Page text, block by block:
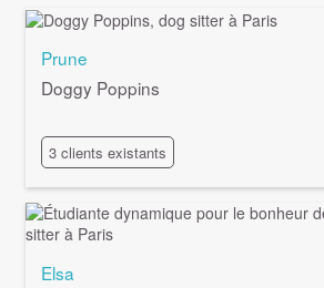
Prune
Doggy Poppins
3 clients existants
Elsa